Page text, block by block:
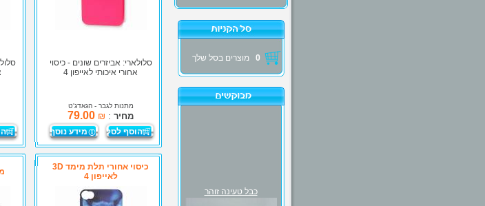
0 מוצרים בסל שלך
כבל טעינה זוהר
סלולארי: אביזרים שונים - כיסוי
אחורי איכותי לאייפון 4
מתנות לגבר - הגאדג'ט
מחיר :
₪
79.00
הוסף לסל מידע נוסף
כיסוי אחורי תלת מימד 3D
לאייפון 4